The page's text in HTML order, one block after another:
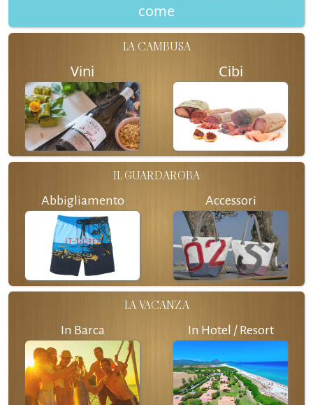
come
LA CAMBUSA
Vini Cibi
IL GUARDAROBA
Abbigliamento Accessori
LA VACANZA
In Barca In Hotel / Resort